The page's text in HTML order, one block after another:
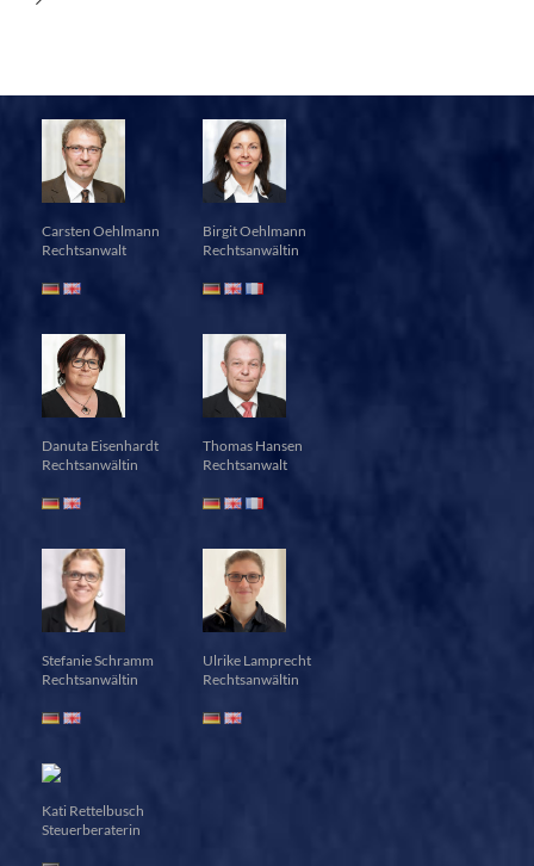
Carsten Oehlmann
Rechtsanwalt
Birgit Oehlmann
Rechtsanwältin
Danuta Eisenhardt
Rechtsanwältin
Thomas Hansen
Rechtsanwalt
Stefanie Schramm
Rechtsanwältin
Ulrike Lamprecht
Rechtsanwältin
Kati Rettelbusch
Steuerberaterin